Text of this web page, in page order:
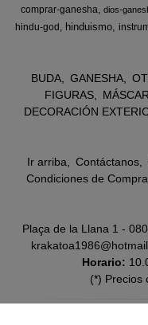
comprar-ganesha
dios-
hindu-god
hinduismo
BUDA GANESHA
FIGURAS
DECORACIÓN
Ir arriba Contáctanos
Condiciones de Compra
Plaça de la Llana 1 -
Horario:
(*) Precios